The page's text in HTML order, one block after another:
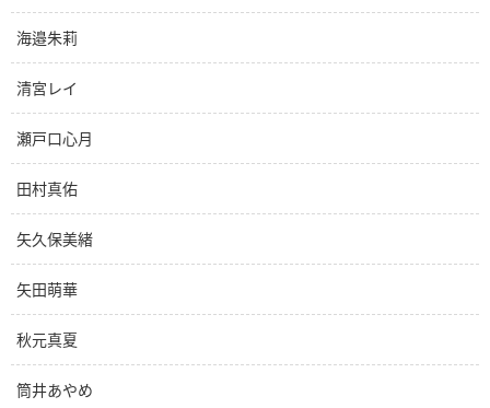
海邉朱莉
清宮レイ
瀬戸口心月
田村真佑
矢久保美緒
矢田萌華
秋元真夏
筒井あやめ